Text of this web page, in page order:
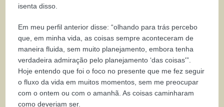
isenta disso.
Em meu perfil anterior disse: “olhando para trás percebo
que, em minha vida, as coisas sempre aconteceram de
maneira fluida, sem muito planejamento, embora tenha
verdadeira admiração pelo planejamento ‘das coisas'”.
Hoje entendo que foi o foco no presente que me fez seguir
o fluxo da vida em muitos momentos, sem me preocupar
com o ontem ou com o amanhã. As coisas caminharam
como deveriam ser.